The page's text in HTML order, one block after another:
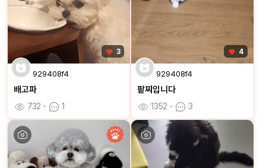
3
929408f4
배고파
732 ㆍ 1
4
929408f4
팥찌입니다
1352 ㆍ 3